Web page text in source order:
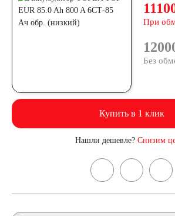
При
Без
Купить в 1 клик
Нашли дешевле? Снизим